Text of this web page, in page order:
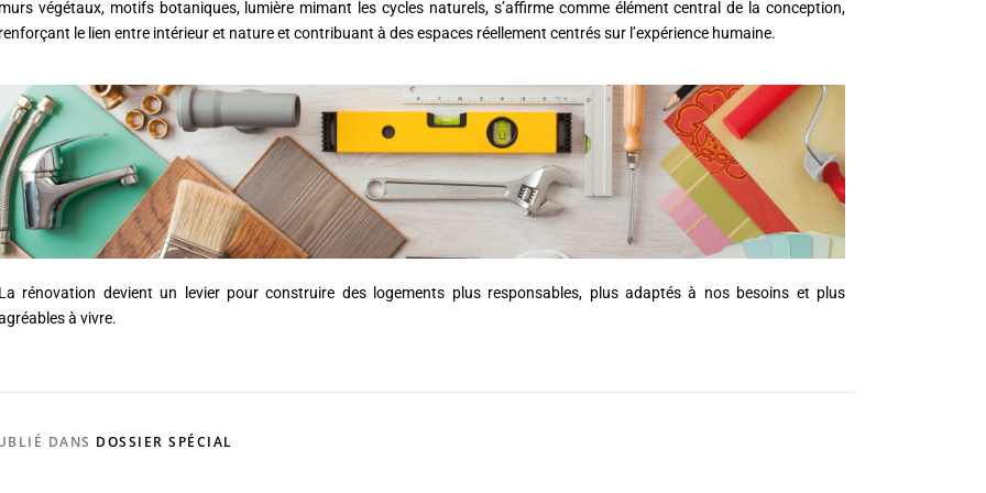
végétaux, motifs botaniques, lumière mimant les cycles naturels, s’affirme comme élément central de la conception,
le lien entre intérieur et nature et contribuant à des espaces réellement centrés sur l’expérience humaine.
rénovation devient un levier pour construire des logements plus responsables, plus adaptés à nos besoins et plus
à vivre.
DANS DOSSIER SPÉCIAL